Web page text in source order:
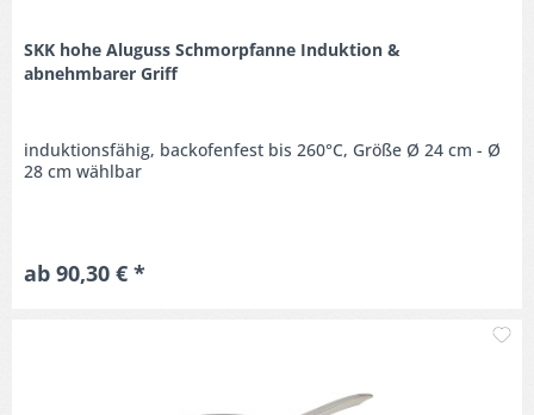
SKK hohe Aluguss Schmorpfanne Induktion &
abnehmbarer Griff
induktionsfähig, backofenfest bis 260°C, Größe Ø 24 cm - Ø
28 cm wählbar
ab 90,30 € *